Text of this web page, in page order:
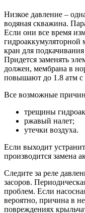
Низкое давление –
водяная скважина.
Если они все время
гидроаккумуляторной
кран для
Придется заменять
должен, мембрана в
повышают до 1.8 атм с
Все возможные
трещины
ржавый налет;
утечки воздуха.
Если выходит
производится замена
Следите за реле
засоров.
проблем. Если
вероятно, причина в
повреждениях